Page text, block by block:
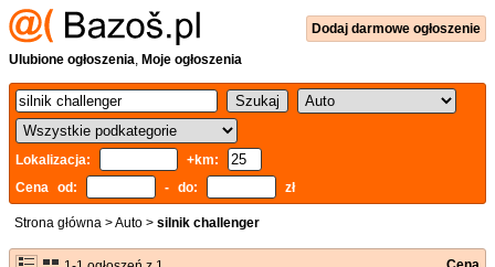
Dodaj darmowe ogłoszenie
Ulubione ogłoszenia, Moje ogłoszenia
Lokalizacja:
+km:
Cena od:
- do: zł
Strona główna >Auto > silnik challenger